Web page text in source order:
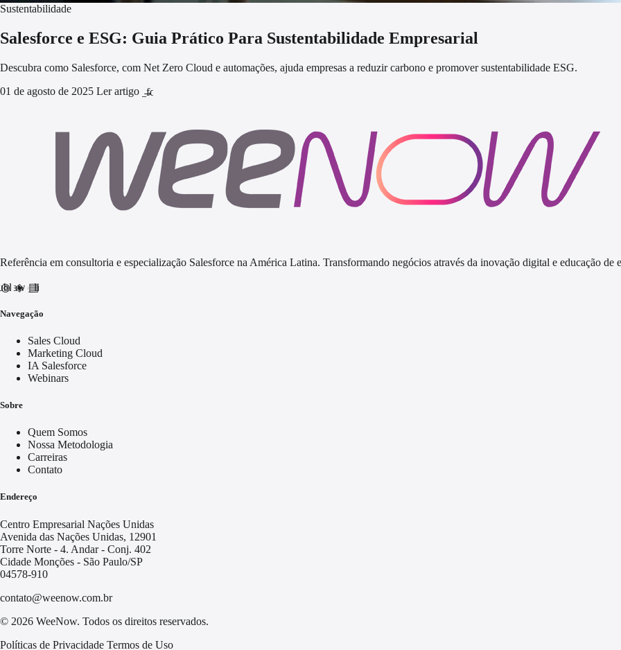
Sustentabilidade
Salesforce e ESG: Guia Prático Para Sustentabilidade Empresarial
Descubra como Salesforce, com Net Zero Cloud e automações, ajuda empresas a reduzir carbono e promover sustentabilidade ESG.
01 de agosto de 2025 Ler artigo
arrow_forward
Referência em consultoria e especialização Salesforce na América Latina. Transformando negócios através da inovação digital e educação de
video_library
Navegação
Sales Cloud
Marketing Cloud
IA Salesforce
Webinars
Sobre
Quem Somos
Nossa Metodologia
Carreiras
Contato
Endereço
Centro Empresarial Nações Unidas
Avenida das Nações Unidas, 12901
Torre Norte - 4. Andar - Conj. 402
Cidade Monções - São Paulo/SP
04578-910
contato@weenow.com.br
© 2026 WeeNow. Todos os direitos reservados.
Políticas de Privacidade Termos de Uso